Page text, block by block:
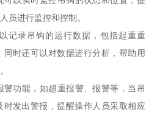
员进行监控和控制。
记录吊钩的运行数据，包括起重重
时还可以对数据进行分析，帮助用
功能，如超重报警、报警等，当吊
发出警报，提醒操作人员采取相应